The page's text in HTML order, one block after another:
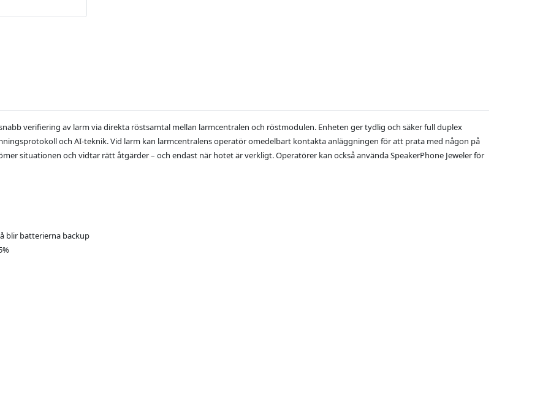
verifiering av larm via direkta röstsamtal mellan larmcentralen och röstmodulen. Enheten ger tydlig och säker full duplex
och AI-teknik. Vid larm kan larmcentralens operatör omedelbart kontakta anläggningen för att prata med någon på
situationen och vidtar rätt åtgärder – och endast när hotet är verkligt. Operatörer kan också använda SpeakerPhone Jeweler för
blir batterierna backup